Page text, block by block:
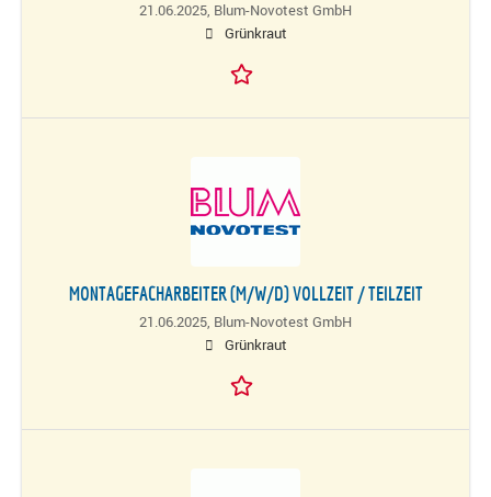
21.06.2025, Blum-Novotest GmbH
Grünkraut
MONTAGEFACHARBEITER (M/W/D) VOLLZEIT / TEILZEIT
21.06.2025, Blum-Novotest GmbH
Grünkraut